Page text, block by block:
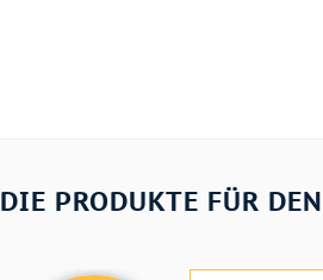
DIE PRODUKTE FÜR